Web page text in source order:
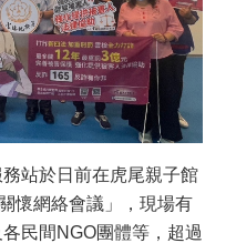
站於日前在虎尾親子館
懷網絡會議」，現場有
民間 NGO團體等，超過